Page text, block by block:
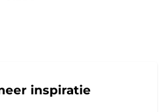
inspiratie